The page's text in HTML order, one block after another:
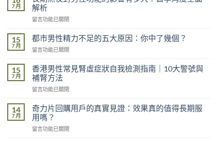
7 月
解析
在
期
熬
夜
男
性
能
影
響
有
留言功能已關閉
15
7 月
都市男性精力不足的五大原因：你中了幾個？
在
市
男
性
精
不
足
的
五
留言功能已關閉
15
7 月
香港男性常見腎虛症狀自我檢測指南｜10大警號與
補腎方法
在
港
男
性
常
留言功能已關閉
14
7 月
奇力片回購用戶的真實見證：效果真的值得長期服
用嗎？
在
留言功能已關閉